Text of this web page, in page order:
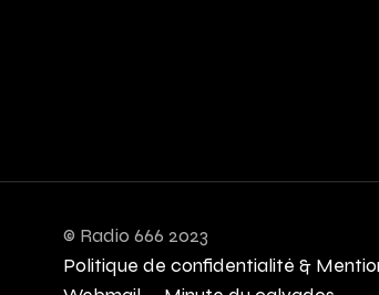
© Radio 666 2023
Politique de confidentialité &